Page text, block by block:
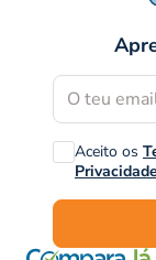
Aceito os
Privacidade